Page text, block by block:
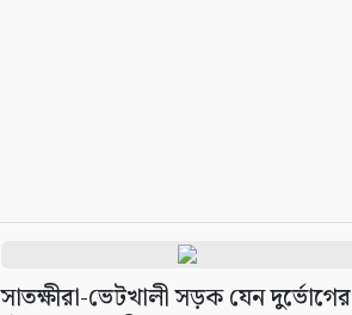
সাতক্ষীরা-ভেটখালী সড়ক যেন দুর্ভোগের